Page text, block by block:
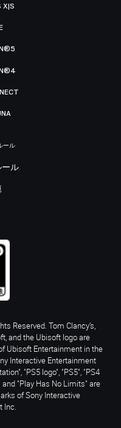
X|S
ール
ール
Reserved. Tom Clancy’s,
and the Ubisoft logo are
Ubisoft Entertainment in the
Interactive Entertainment
"PS5 logo", "PS5", "PS4
and "Play Has No Limits" are
of Sony Interactive
Inc.